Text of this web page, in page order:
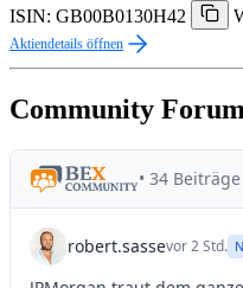
ISIN: GB00B0130H42
Aktiendetails öffnen
Community